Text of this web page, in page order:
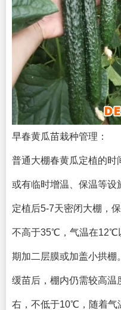
早春黄瓜苗栽种管理：
普通大棚春黄瓜定植的时
或有临时增温、保温等设
定植后5-7天密闭大棚，
不高于35℃，气温在12℃
期加二层膜或加盖小拱棚。
缓苗后，棚内仍需较高
右，不低于10℃，随着气